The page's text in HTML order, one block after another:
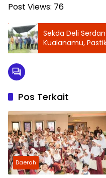
Post Views: 76
Sekda Deli
Kualanamu,
Aman, Tertib,
Pos Terkait
Daerah